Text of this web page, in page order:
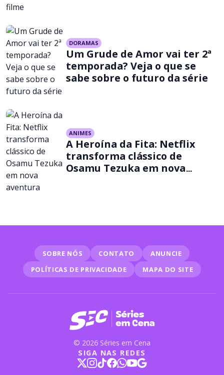
DORAMAS
Um Grude de Amor vai ter 2ª
temporada? Veja o que se
sabe sobre o futuro da série
ANIMES
A Heroína da Fita: Netflix
transforma clássico de
Osamu Tezuka em nova
SOBRE NÓS CONTATO
ANUNCIE
POLÍTICAS DE PRIVACIDADE
MAPA DO SITE
© 2026 Séries em Cena
SIGA NAS REDES